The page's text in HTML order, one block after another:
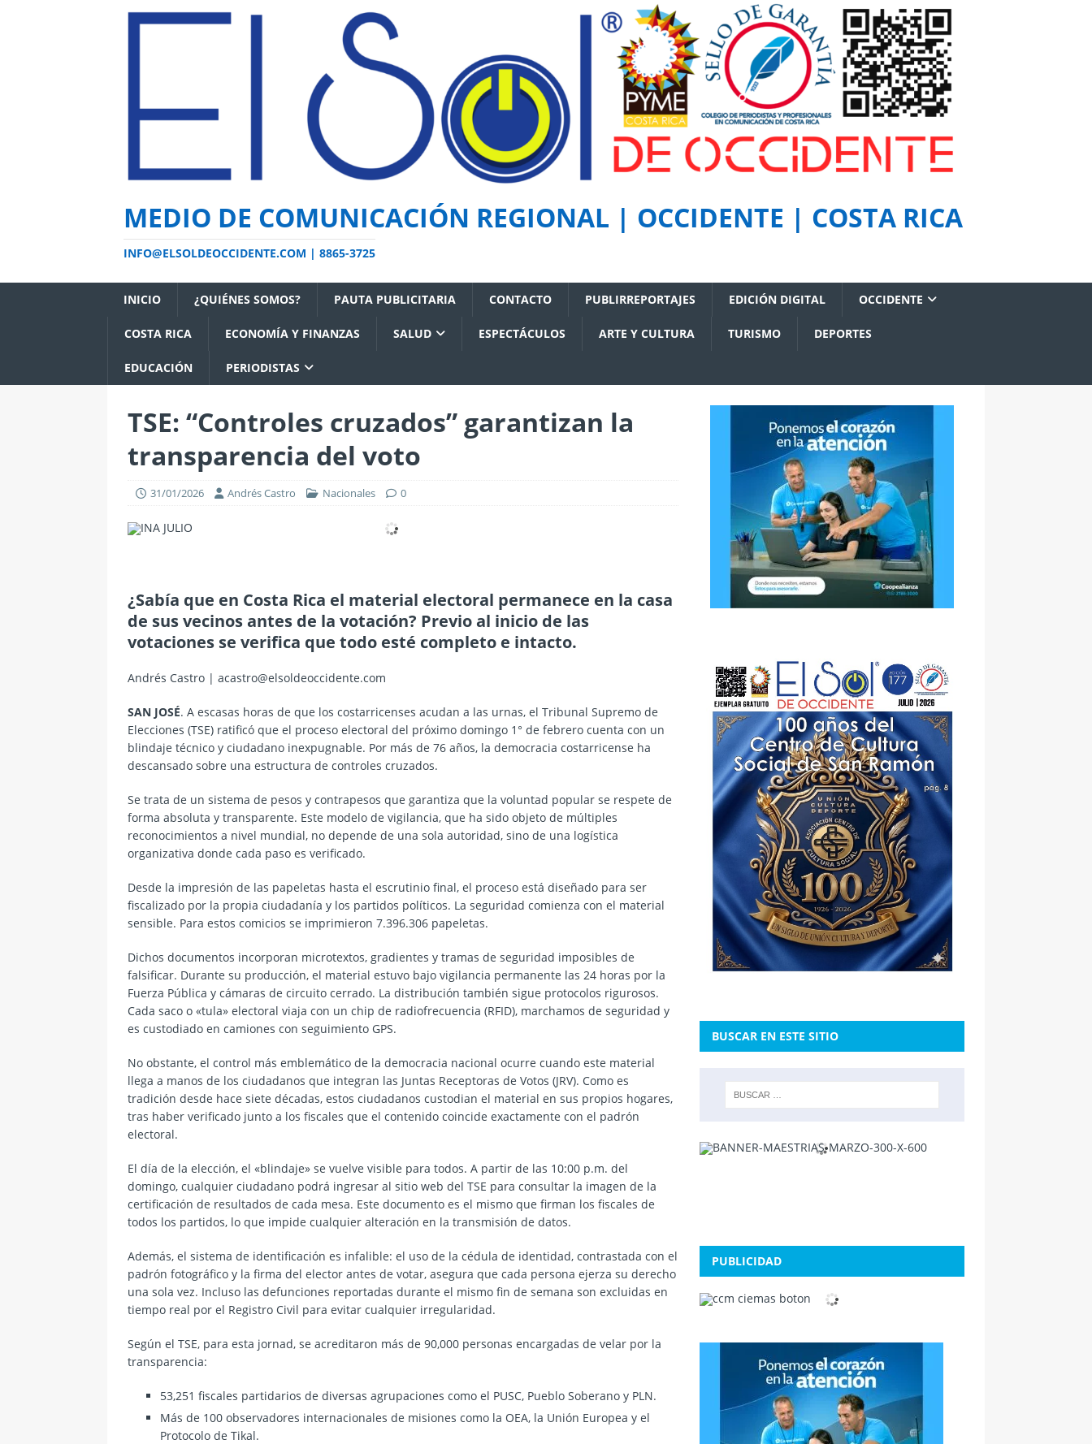
MEDIO DE COMUNICACIÓN REGIONAL | OCCIDENTE | COSTA RICA
INFO@ELSOLDEOCCIDENTE.COM | 8865-3725
INICIO ¿QUIÉNES SOMOS? PAUTA PUBLICITARIA CONTACTO PUBLIRREPORTAJES EDICIÓN DIGITAL OCCIDENTE
COSTA RICA ECONOMÍA Y FINANZAS SALUD ESPECTÁCULOS ARTE Y CULTURA TURISMO DEPORTES
EDUCACIÓN PERIODISTAS
TSE: “Controles cruzados” garantizan la
transparencia del voto
31/01/2026 Andrés Castro Nacionales 0
¿Sabía que en Costa Rica el material electoral permanece en la casa
de sus vecinos antes de la votación? Previo al inicio de las
votaciones se verifica que todo esté completo e intacto.
Andrés Castro | acastro@elsoldeoccidente.com
SAN JOSÉ. A escasas horas de que los costarricenses acudan a las urnas, el Tribunal Supremo de
Elecciones (TSE) ratificó que el proceso electoral del próximo domingo 1° de febrero cuenta con un
blindaje técnico y ciudadano inexpugnable. Por más de 76 años, la democracia costarricense ha
descansado sobre una estructura de controles cruzados.
Se trata de un sistema de pesos y contrapesos que garantiza que la voluntad popular se respete de
forma absoluta y transparente. Este modelo de vigilancia, que ha sido objeto de múltiples
reconocimientos a nivel mundial, no depende de una sola autoridad, sino de una logística
organizativa donde cada paso es verificado.
Desde la impresión de las papeletas hasta el escrutinio final, el proceso está diseñado para ser
fiscalizado por la propia ciudadanía y los partidos políticos. La seguridad comienza con el material
sensible. Para estos comicios se imprimieron 7.396.306 papeletas.
Dichos documentos incorporan microtextos, gradientes y tramas de seguridad imposibles de
falsificar. Durante su producción, el material estuvo bajo vigilancia permanente las 24 horas por la
Fuerza Pública y cámaras de circuito cerrado. La distribución también sigue protocolos rigurosos.
Cada saco o «tula» electoral viaja con un chip de radiofrecuencia (RFID), marchamos de seguridad y
es custodiado en camiones con seguimiento GPS.
No obstante, el control más emblemático de la democracia nacional ocurre cuando este material
llega a manos de los ciudadanos que integran las Juntas Receptoras de Votos (JRV). Como es
tradición desde hace siete décadas, estos ciudadanos custodian el material en sus propios hogares,
tras haber verificado junto a los fiscales que el contenido coincide exactamente con el padrón
electoral.
El día de la elección, el «blindaje» se vuelve visible para todos. A partir de las 10:00 p.m. del
domingo, cualquier ciudadano podrá ingresar al sitio web del TSE para consultar la imagen de la
certificación de resultados de cada mesa. Este documento es el mismo que firman los fiscales de
todos los partidos, lo que impide cualquier alteración en la transmisión de datos.
Además, el sistema de identificación es infalible: el uso de la cédula de identidad, contrastada con el
padrón fotográfico y la firma del elector antes de votar, asegura que cada persona ejerza su derecho
una sola vez. Incluso las defunciones reportadas durante el mismo fin de semana son excluidas en
tiempo real por el Registro Civil para evitar cualquier irregularidad.
Según el TSE, para esta jornad, se acreditaron más de 90,000 personas encargadas de velar por la
transparencia:
53,251 fiscales partidarios de diversas agrupaciones como el PUSC, Pueblo Soberano y PLN.
Más de 100 observadores internacionales de misiones como la OEA, la Unión Europea y el
Protocolo de Tikal.
BUSCAR EN ESTE SITIO
PUBLICIDAD